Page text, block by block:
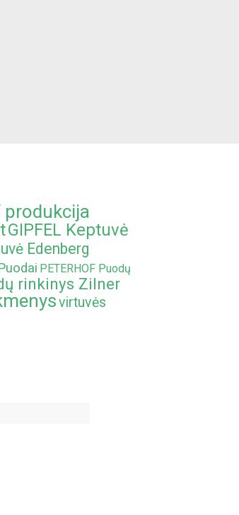
produkcija
GIPFEL Keptuvė
Edenberg
PETERHOF Puodų
rinkinys Zilner
virtuvės